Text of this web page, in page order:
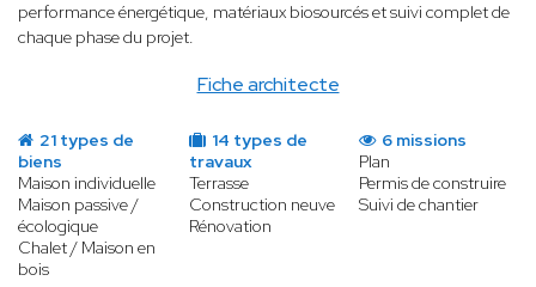
Fiche architecte
performance énergétique, matériaux biosourcés et suivi complet de
chaque phase du projet.
21 types de
biens
Maison individuelle
Maison passive /
écologique
Chalet / Maison en
bois
14 types de
travaux
Terrasse
Construction neuve
Rénovation
6 missions
Plan
Permis de construire
Suivi de chantier